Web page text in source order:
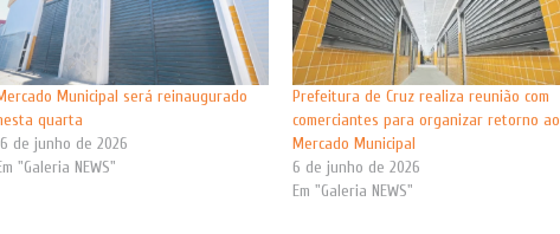
Municipal será reinaugurado
quarta
de junho de 2026
"Galeria NEWS"
Prefeitura de Cruz realiza reunião com
comerciantes para organizar retorno ao
Mercado Municipal
6 de junho de 2026
Em "Galeria NEWS"